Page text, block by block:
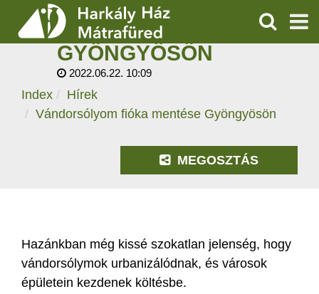
SZOLGÁLTATÁSOK
PROGRAMOK
KERESÉS
VÁNDORSÓLYOM
FIÓKA MENTÉSE
GYÖNGYÖSÖN
2022.06.22. 10:09
Index
Hírek
Vándorsólyom fióka mentése Gyöngyösön
MEGOSZTÁS
Hazánkban még kissé szokatlan jelenség, hogy
vándorsólymok urbanizálódnak, és városok
épületein kezdenek költésbe.